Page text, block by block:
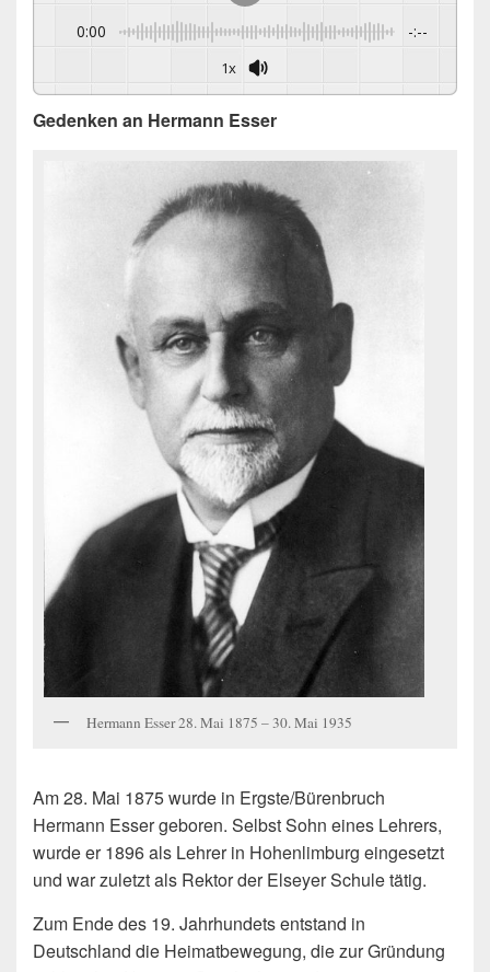
0:00 -:--
1x
Gedenken an Hermann Esser
Hermann Esser 28. Mai 1875 – 30. Mai 1935
Am 28. Mai 1875 wurde in Ergste/Bürenbruch
Hermann Esser geboren. Selbst Sohn eines Lehrers,
wurde er 1896 als Lehrer in Hohenlimburg eingesetzt
und war zuletzt als Rektor der Elseyer Schule tätig.
Zum Ende des 19. Jahrhundets entstand in
Deutschland die Heimatbewegung, die zur Gründung